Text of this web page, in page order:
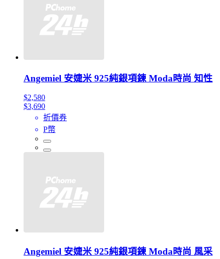
Angemiel 安婕米 925純銀項鍊 Moda時尚 知性
$2,580
$3,690
折價券
P幣
Angemiel 安婕米 925純銀項鍊 Moda時尚 風采